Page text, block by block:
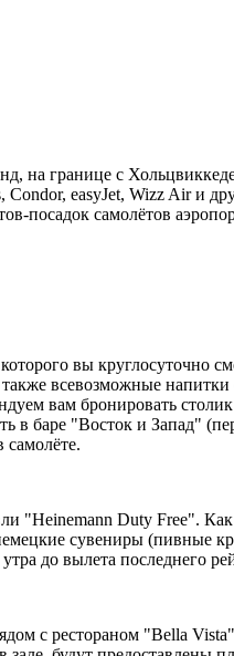
на границе с
easyJet, Wizz Air и
посадок самолётов
вы круглосуточно
всевозможные напитки
вам бронировать
баре "Восток и Запад"
"Heinemann Duty Free".
сувениры (пивные
до вылета последнего
с рестораном "Bella